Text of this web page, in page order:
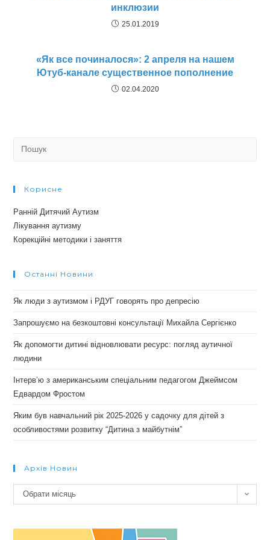
инклюзии
25.01.2019
«Як все починалося»: 2 апреля на нашем
Ютуб-канале существенное пополнение
02.04.2020
Корисне
Ранній Дитячий Аутизм
Лікування аутизму
Корекційні методики і заняття
Останні Новини
Як люди з аутизмом і РДУГ говорять про депресію
Запрошуємо на безкоштовні консультації Михайла Сергієнко
Як допомогти дитині відновлювати ресурс: погляд аутичної
людини
Інтерв’ю з американським спеціальним педагогом Джеймсом
Едвардом Фростом
Яким був навчальний рік 2025-2026 у садочку для дітей з
особливостями розвитку “Дитина з майбутнім”
Архів Новин
Архів
новин
Обрати місяць